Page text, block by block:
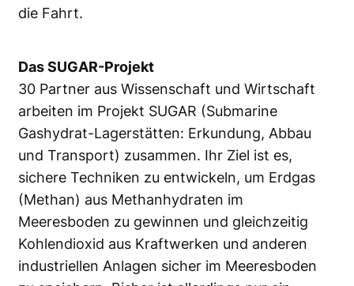
die Fahrt.
Das SUGAR-Projekt
30 Partner aus Wissenschaft und Wirtschaft
arbeiten im Projekt SUGAR (Submarine
Gashydrat-Lagerstätten: Erkundung, Abbau
und Transport) zusammen. Ihr Ziel ist es,
sichere Techniken zu entwickeln, um Erdgas
(Methan) aus Methanhydraten im
Meeresboden zu gewinnen und gleichzeitig
Kohlendioxid aus Kraftwerken und anderen
industriellen Anlagen sicher im Meeresboden